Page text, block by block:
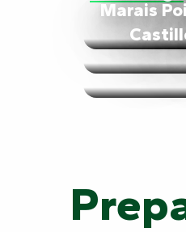
se
lo
Marais
Patrimonio
Naturaleza
Ciudades
Ocio
Todas